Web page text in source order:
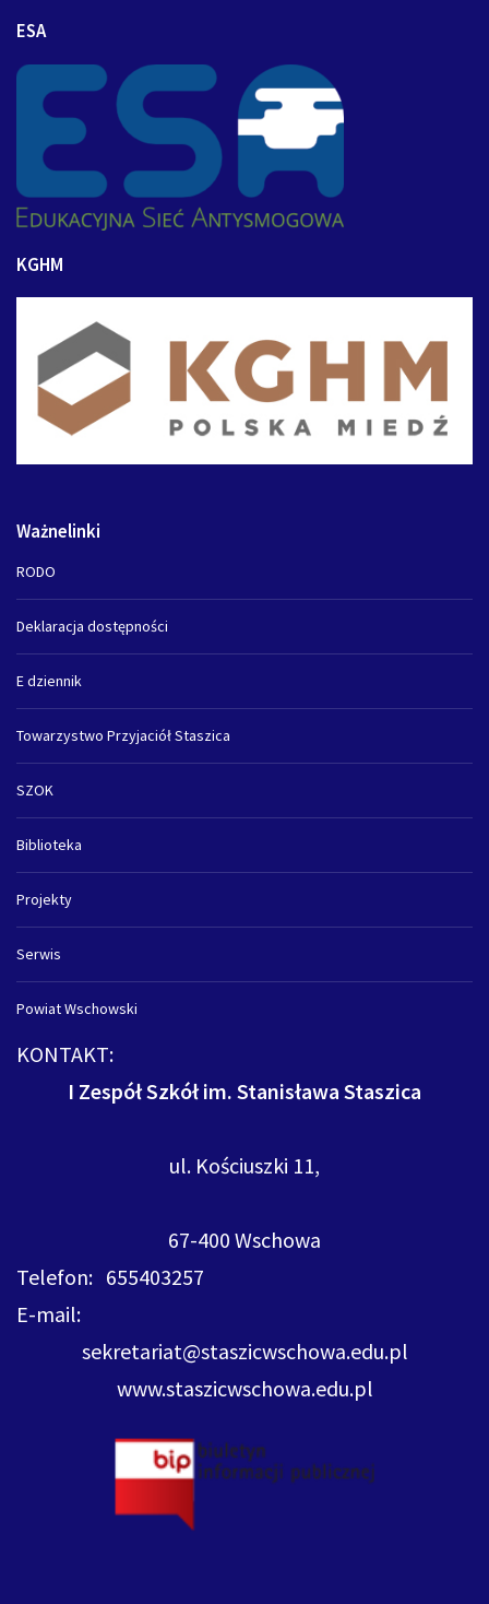
ESA
KGHM
Ważnelinki
RODO
Deklaracja dostępności
E dziennik
Towarzystwo Przyjaciół Staszica
SZOK
Biblioteka
Projekty
Serwis
Powiat Wschowski
KONTAKT:
I Zespół Szkół im. Stanisława Staszica
ul. Kościuszki 11,
67-400 Wschowa
Telefon: 655403257
E-mail:
sekretariat@staszicwschowa.edu.pl
www.staszicwschowa.edu.pl